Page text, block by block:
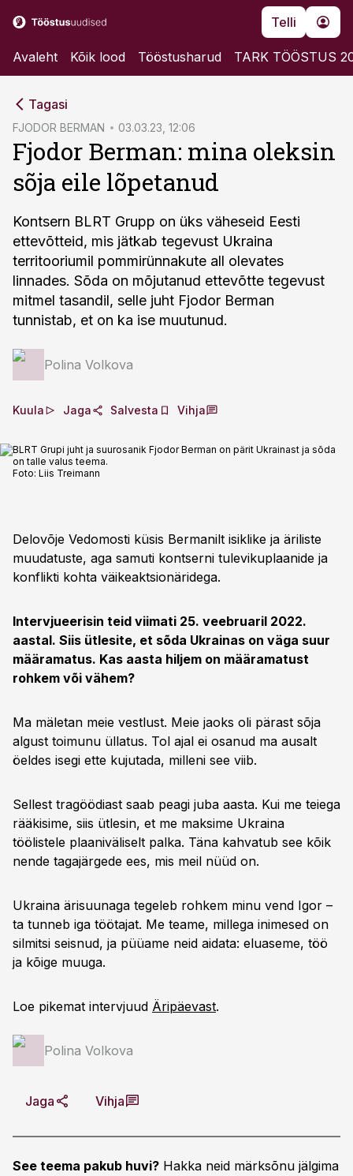
Telli
Avaleht Kõik lood Tööstusharud TARK TÖÖSTUS
Tagasi
FJODOR BERMAN 03.03.23, 12:06
Fjodor Berman: mina oleksin
sõja eile lõpetanud
Kontsern BLRT Grupp on üks väheseid Eesti
ettevõtteid, mis jätkab tegevust Ukraina
territooriumil pommirünnakute all olevates
linnades. Sõda on mõjutanud ettevõtte tegevust
mitmel tasandil, selle juht Fjodor Berman
tunnistab, et on ka ise muutunud.
Polina Volkova
Kuula Jaga Salvesta Vihja
BLRT Grupi juht ja suurosanik Fjodor Berman on pärit Ukrainast ja sõda
on talle valus teema.
Foto: Liis Treimann
Delovõje Vedomosti küsis Bermanilt isiklike ja äriliste
muudatuste, aga samuti kontserni tulevikuplaanide ja
konflikti kohta väikeaktsionäridega.
Intervjueerisin teid viimati 25. veebruaril 2022.
aastal. Siis ütlesite, et sõda Ukrainas on väga suur
määramatus. Kas aasta hiljem on määramatust
rohkem või vähem?
Ma mäletan meie vestlust. Meie jaoks oli pärast sõja
algust toimunu üllatus. Tol ajal ei osanud ma ausalt
öeldes isegi ette kujutada, milleni see viib.
Sellest tragöödiast saab peagi juba aasta. Kui me teiega
rääkisime, siis ütlesin, et me maksime Ukraina
töölistele plaaniväliselt palka. Täna kahvatub see kõik
nende tagajärgede ees, mis meil nüüd on.
Ukraina ärisuunaga tegeleb rohkem minu vend Igor –
ta tunneb iga töötajat. Me teame, millega inimesed on
silmitsi seisnud, ja püüame neid aidata: eluaseme, töö
ja kõige muuga.
Loe pikemat intervjuud Äripäevast.
Polina Volkova
Jaga Vihja
See teema pakub huvi? Hakka neid märksõnu jälgima